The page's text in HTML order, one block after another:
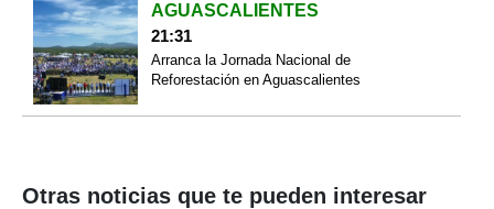
AGUASCALIENTES
21:31
Arranca la Jornada Nacional de
Reforestación en Aguascalientes
Otras noticias que te pueden interesar